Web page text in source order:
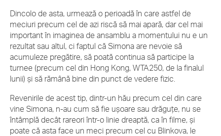
Dincolo de asta, urmează o perioadă în care astfel de
meciuri precum cel de azi riscă să mai apară, dar cel mai
important în imaginea de ansamblu a momentului nu e un
rezultat sau altul, ci faptul că Simona are nevoie să
acumuleze pregătire, să poată continua să participe la
turnee (precum cel din Hong Kong, WTA250, de la finalul
lunii) și să rămână bine din punct de vedere fizic.
Revenirile de acest tip, dintr-un hău precum cel din care
vine Simona, n-au cum să fie ușoare sau drăguțe, nu se
întâmplă decât rareori într-o linie dreaptă, ca în filme, și
poate că asta face un meci precum cel cu Blinkova, le